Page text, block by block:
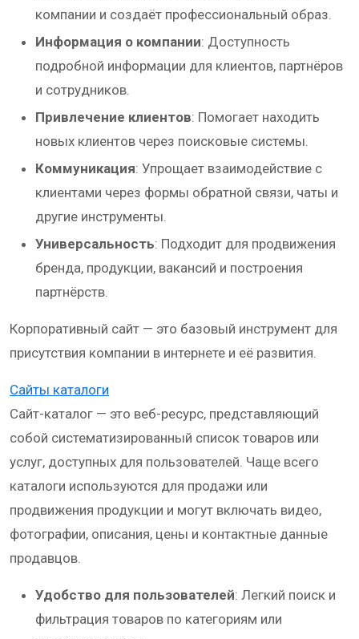
компании и создаёт профессиональный образ.
Информация о компании: Доступность
подробной информации для клиентов, партнёров
и сотрудников.
Привлечение клиентов: Помогает находить
новых клиентов через поисковые системы.
Коммуникация: Упрощает взаимодействие с
клиентами через формы обратной связи, чаты и
другие инструменты.
Универсальность: Подходит для продвижения
бренда, продукции, вакансий и построения
партнёрств.
Корпоративный сайт — это базовый инструмент для
присутствия компании в интернете и её развития.
Сайты каталоги
Сайт-каталог — это веб-ресурс, представляющий
собой систематизированный список товаров или
услуг, доступных для пользователей. Чаще всего
каталоги используются для продажи или
продвижения продукции и могут включать видео,
фотографии, описания, цены и контактные данные
продавцов.
Удобство для пользователей: Легкий поиск и
фильтрация товаров по категориям или